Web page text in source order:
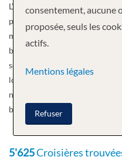
L’Alexander Borodin offre 4
panoramique (une heure
musique, un salon
bar panoramique, une boutique
service de blanchisserie, une
longues, une promenade
navire et un ascenseur (entre
bateaux).
5'625Croisières
consentement, aucune
proposée, seuls les
actifs.
Mentions légales
Refuser